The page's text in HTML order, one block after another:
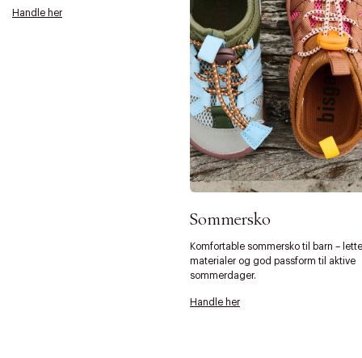
Handle her
Sommersko
Komfortable sommersko til barn – lette
materialer og god passform til aktive
sommerdager.
Handle her